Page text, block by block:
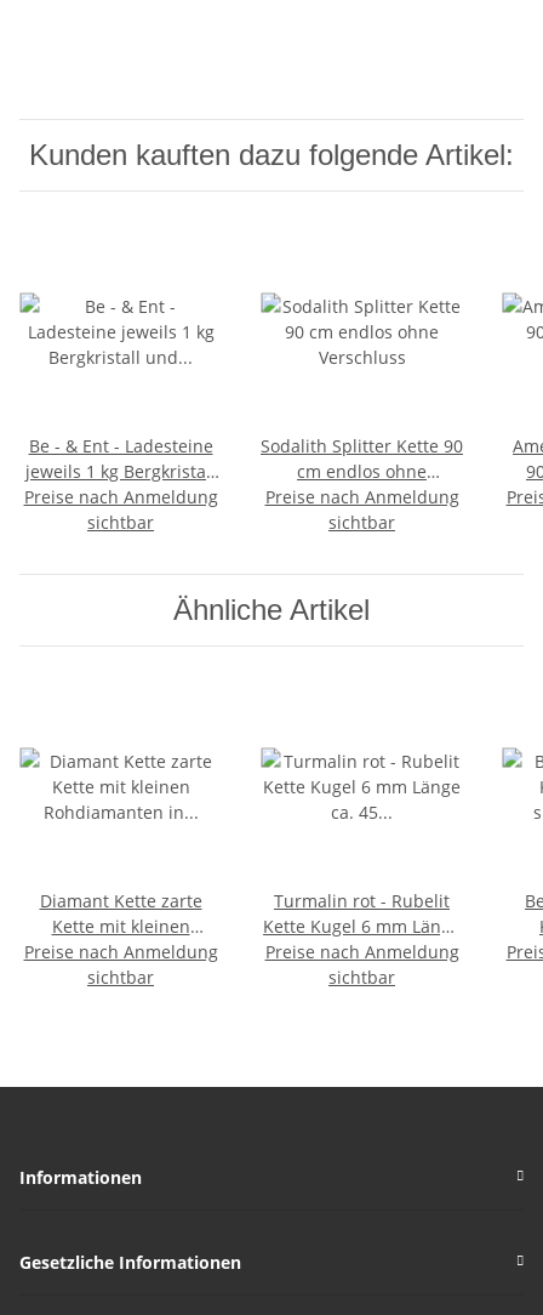
Kunden kauften dazu folgende Artikel:
Be - & Ent - Ladesteine
jeweils 1 kg Bergkristall
und Hämatit mit
Anleitung
Preise nach Anmeldung
sichtbar
Sodalith Splitter Kette 90
cm endlos ohne
Verschluss
Preise nach Anmeldung
sichtbar
Ähnliche Artikel
Diamant Kette zarte
Kette mit kleinen
Rohdiamanten in grau
16 Carat mit 925er silber
Preise nach Anmeldung
sichtbar
Turmalin rot - Rubelit
Kette Kugel 6 mm Länge
ca. 45 cm mit 925er
Silber Verschluss
Preise nach Anmeldung
sichtbar
Informationen
Gesetzliche Informationen